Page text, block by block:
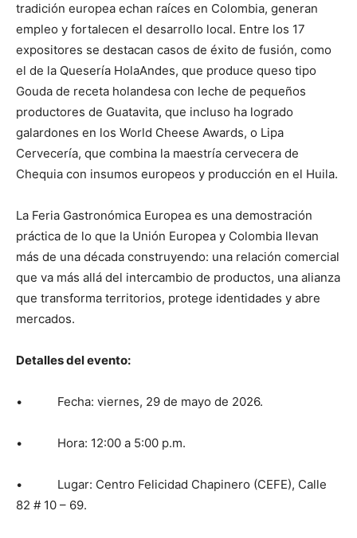
tradición europea echan raíces en Colombia, generan
empleo y fortalecen el desarrollo local. Entre los 17
expositores se destacan casos de éxito de fusión, como
el de la Quesería HolaAndes, que produce queso tipo
Gouda de receta holandesa con leche de pequeños
productores de Guatavita, que incluso ha logrado
galardones en los World Cheese Awards, o Lipa
Cervecería, que combina la maestría cervecera de
Chequia con insumos europeos y producción en el Huila.
La Feria Gastronómica Europea es una demostración
práctica de lo que la Unión Europea y Colombia llevan
más de una década construyendo: una relación comercial
que va más allá del intercambio de productos, una alianza
que transforma territorios, protege identidades y abre
mercados.
Detalles del evento:
• Fecha: viernes, 29 de mayo de 2026.
• Hora: 12:00 a 5:00 p.m.
• Lugar: Centro Felicidad Chapinero (CEFE), Calle
82 # 10 – 69.